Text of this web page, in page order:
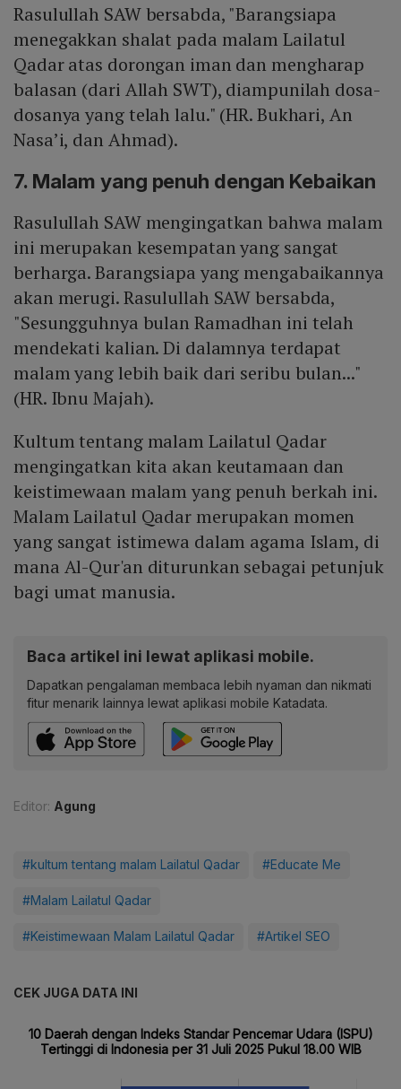
Rasulullah SAW bersabda, "Barangsiapa
menegakkan shalat pada malam Lailatul
Qadar atas dorongan iman dan mengharap
balasan (dari Allah SWT), diampunilah dosa-
dosanya yang telah lalu." (HR. Bukhari, An
Nasa’i, dan Ahmad).
7. Malam yang penuh dengan Kebaikan
Rasulullah SAW mengingatkan bahwa malam
ini merupakan kesempatan yang sangat
berharga. Barangsiapa yang mengabaikannya
akan merugi. Rasulullah SAW bersabda,
"Sesungguhnya bulan Ramadhan ini telah
mendekati kalian. Di dalamnya terdapat
malam yang lebih baik dari seribu bulan..."
(HR. Ibnu Majah).
Kultum tentang malam Lailatul Qadar
mengingatkan kita akan keutamaan dan
keistimewaan malam yang penuh berkah ini.
Malam Lailatul Qadar merupakan momen
yang sangat istimewa dalam agama Islam, di
mana Al-Qur'an diturunkan sebagai petunjuk
bagi umat manusia.
Baca artikel ini lewat aplikasi mobile.
Dapatkan pengalaman membaca lebih nyaman dan nikmati
fitur menarik lainnya lewat aplikasi mobile Katadata.
Editor: Agung
#kultum tentang malam Lailatul Qadar #Educate Me
#Malam Lailatul Qadar
#Keistimewaan Malam Lailatul Qadar #Artikel SEO
CEK JUGA DATA INI